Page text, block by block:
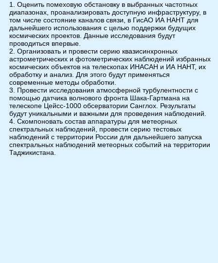
Оценить помеховую обстановку в выбранных частотных
диапазонах, проанализировать доступную инфраструктуру, в
том числе состояние каналов связи, в ГисАО ИА НАНТ для
дальнейшего использования с целью поддержки будущих
космических проектов. Данные исследования будут
проводиться впервые.
Организовать и провести серию квазисинхронных
астрометрических и фотометрических наблюдений избранных
космических объектов на телескопах ИНАСАН и ИА НАНТ, их
обработку и анализ. Для этого будут применяться
современные методы обработки.
Провести исследования атмосферной турбулентности с
помощью датчика волнового фронта Шака-Гартмана на
телескопе Цейсс-1000 обсерватории Санглох. Результаты
будут уникальными и важными для проведения наблюдений.
Скомпоновать состав аппаратуры для метеорных
спектральных наблюдений, провести серию тестовых
наблюдений с территории России для дальнейшего запуска
спектральных наблюдений метеорных событий на территории
Таджикистана.